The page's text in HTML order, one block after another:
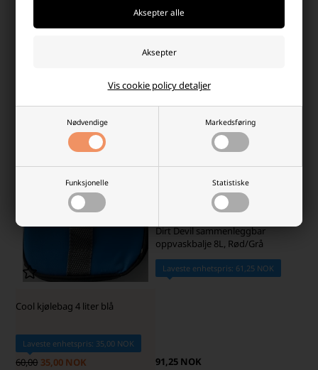
Nødvendige Markedsføring
Funksjonelle Statistiske
Vis cookie policy detaljer
På lager
-
SKARP PRIS · SKARP PRIS
Cool kjølebag 4 liter blå
Laveste enhetspris: 35,00 NOK
60,00 35,00 NOK
Dirt Devil sammenleggbar
oppvaskbalje 8L, Rød/Grå
Laveste enhetspris: 61,25 NOK
91,25 NOK